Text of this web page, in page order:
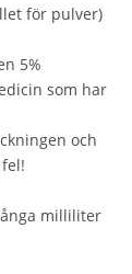
för pulver)
5%
som har
och
milliliter